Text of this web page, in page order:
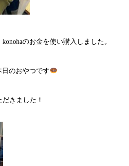
のお金を使い購入しました。
日のおやつです
きました！